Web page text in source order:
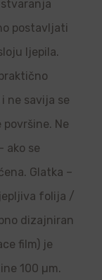
postavljati
ljepila.
ne savija se
Ne
ako se
Glatka –
folija /
dizajniran
film) je
100 µm.